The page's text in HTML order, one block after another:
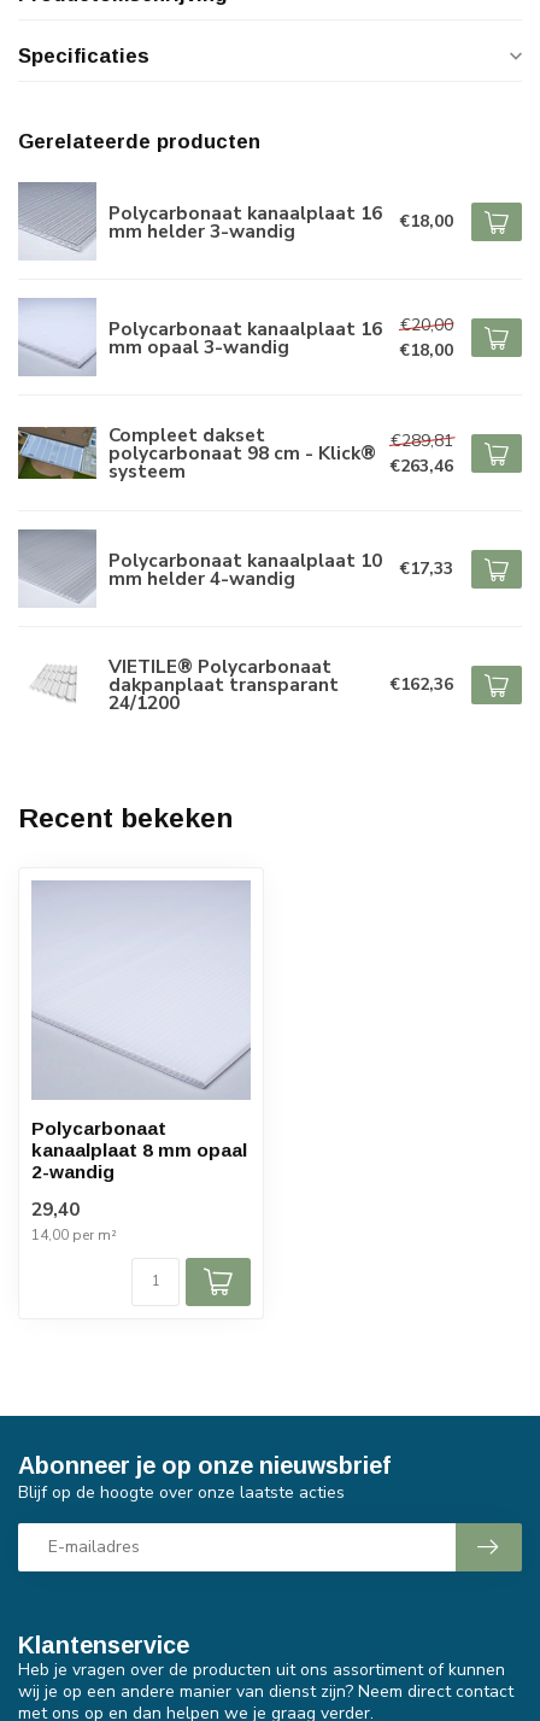
Specificaties
Gerelateerde producten
Polycarbonaat kanaalplaat 16
mm helder 3-wandig €18,00
Polycarbonaat kanaalplaat 16
mm opaal 3-wandig
€20,00
€18,00
Compleet dakset
polycarbonaat 98 cm - Klick®
systeem
€289,81
€263,46
Polycarbonaat kanaalplaat 10
mm helder 4-wandig €17,33
VIETILE® Polycarbonaat
dakpanplaat transparant
24/1200
€162,36
Recent bekeken
Polycarbonaat
kanaalplaat 8 mm opaal
2-wandig
29,40
14,00 per m²
Klantenservice
Heb je vragen over de producten uit ons assortiment of kunnen
wij je op een andere manier van dienst zijn? Neem direct contact
met ons op en dan helpen we je graag verder.
Abonneer je op onze nieuwsbrief
Blijf op de hoogte over onze laatste acties